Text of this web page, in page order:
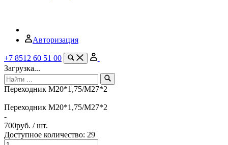
Авторизация
+7 8512 60 51 00
Загрузка...
Переходник М20*1,75/М27*2
Переходник М20*1,75/М27*2
-
700руб. / шт.
Доступное количество: 29